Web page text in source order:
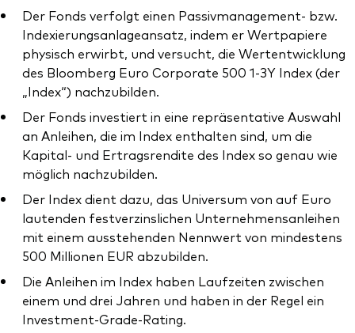
Ressourcen
Marktvolatilität
Research
Anbieterliste
Vanguard Modellportfolios
Vanguard Beratungsstudie
Der Fonds verfolgt einen Passivmanagement- bzw.
Indexierungsanlageansatz, indem er Wertpapiere
physisch erwirbt, und versucht, die Wertentwicklung
des Bloomberg Euro Corporate 500 1-3Y Index (der
„Index“) nachzubilden.
Der Fonds investiert in eine repräsentative Auswahl
an Anleihen, die im Index enthalten sind, um die
Kapital- und Ertragsrendite des Index so genau wie
möglich nachzubilden.
Der Index dient dazu, das Universum von auf Euro
lautenden festverzinslichen Unternehmensanleihen
mit einem ausstehenden Nennwert von mindestens
500 Millionen EUR abzubilden.
Die Anleihen im Index haben Laufzeiten zwischen
einem und drei Jahren und haben in der Regel ein
Investment-Grade-Rating.